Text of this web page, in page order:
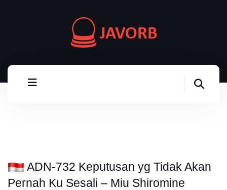
ADN-732 Keputusan yg Tidak Akan
Pernah Ku Sesali – Miu Shiromine